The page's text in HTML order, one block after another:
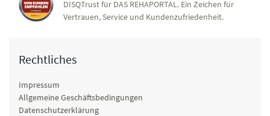
DISQTrust für DAS REHAPORTAL. Ein Zeichen für
Vertrauen, Service und Kundenzufriedenheit.
Rechtliches
Impressum
Allgemeine Geschäftsbedingungen
Datenschutzerklärung